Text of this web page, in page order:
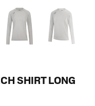
SHIRT LONG